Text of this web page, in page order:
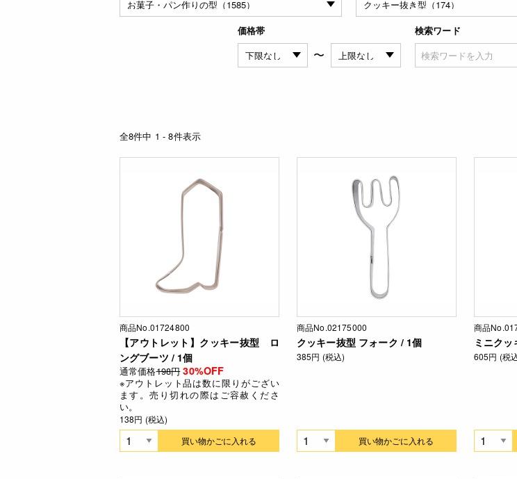
価格帯
〜
検索ワード
全8件中 1 - 8件表示
商品No.01724800
【アウトレット】クッキー抜型 ロ
ングブーツ / 1個
通常価格198円 30%OFF
※アウトレット品は数に限りがござい
ます。売り切れの際はご容赦くださ
い。
138円 (税込)
買い物かごに入れる
商品No.02175000
クッキー抜型 フォーク / 1個
385円 (税込)
買い物かごに入れる
商品
ミニク
605円 (税